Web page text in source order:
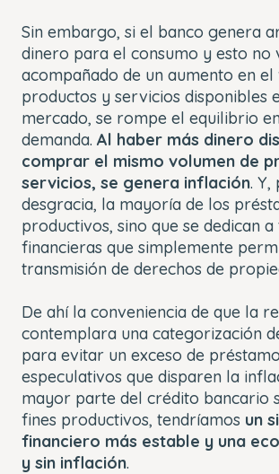
Sin embargo, si el banco genera
dinero para el consumo y esto no
acompañado de un aumento en
productos y servicios disponibles
mercado, se rompe el equilibrio
demanda. Al haber más dinero
comprar el mismo volumen de
servicios, se genera inflación. Y,
desgracia, la mayoría de los
productivos, sino que se dedican
financieras que simplemente
transmisión de derechos de
De ahí la conveniencia de que la
contemplara una categorización
para evitar un exceso de
especulativos que disparen la
mayor parte del crédito bancario
fines productivos, tendríamos un
financiero más estable y una
y sin inflación.